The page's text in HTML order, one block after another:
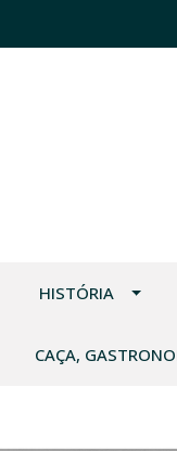
HISTÓRIA
CAÇA,